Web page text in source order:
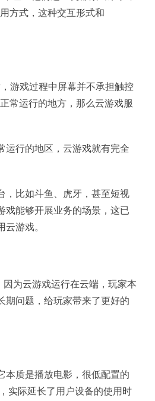
方式，这种交互形式和
游戏过程中屏幕并不承担触控
常运行的地方，那么云游戏服
运行的地区，云游戏就有完全
，比如斗鱼、虎牙，甚至短视
戏能够开展业务的场景，这已
游戏。
为云游戏运行在云端，玩家本
期问题，给玩家带来了更好的
本质是播放电影，很低配置的
实际延长了用户设备的使用时